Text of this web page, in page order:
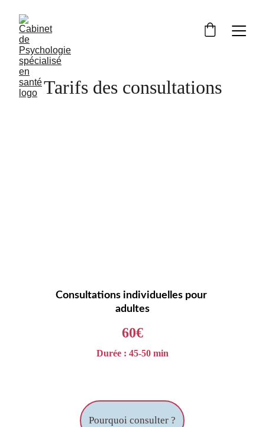
Tarifs des consultations
Consultations individuelles pour
adultes
60€
Durée : 45-50 min
Pourquoi consulter ?